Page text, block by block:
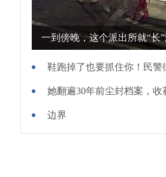
一到傍晚，这个派出所就“长
边界